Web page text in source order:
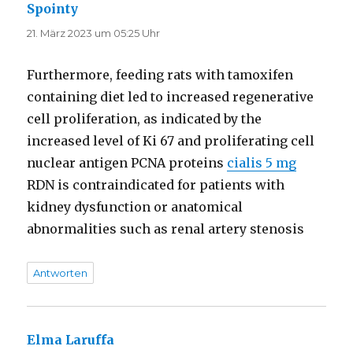
Spointy
21. März 2023 um 05:25 Uhr
Furthermore, feeding rats with tamoxifen
containing diet led to increased regenerative
cell proliferation, as indicated by the
increased level of Ki 67 and proliferating cell
nuclear antigen PCNA proteins cialis 5 mg
RDN is contraindicated for patients with
kidney dysfunction or anatomical
abnormalities such as renal artery stenosis
Antworten
Elma Laruffa